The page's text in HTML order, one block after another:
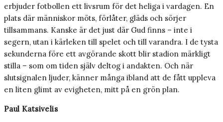
erbjuder fotbollen ett livsrum för det heliga i vardagen. En
plats där människor möts, förlåter, gläds och sörjer
tillsammans. Kanske är det just där Gud finns – inte i
segern, utan i kärleken till spelet och till varandra. I de tysta
sekunderna före ett avgörande skott blir stadion märkligt
stilla – som om tiden själv deltog i andakten. Och när
slutsignalen ljuder, känner många ibland att de fått uppleva
en liten glimt av evigheten, mitt på en grön plan.
Paul Katsivelis